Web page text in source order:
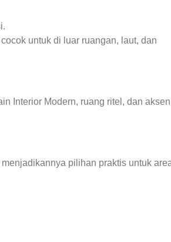
untuk di luar ruangan, laut, dan
Interior Modern, ruang ritel, dan aksen
pilihan praktis untuk